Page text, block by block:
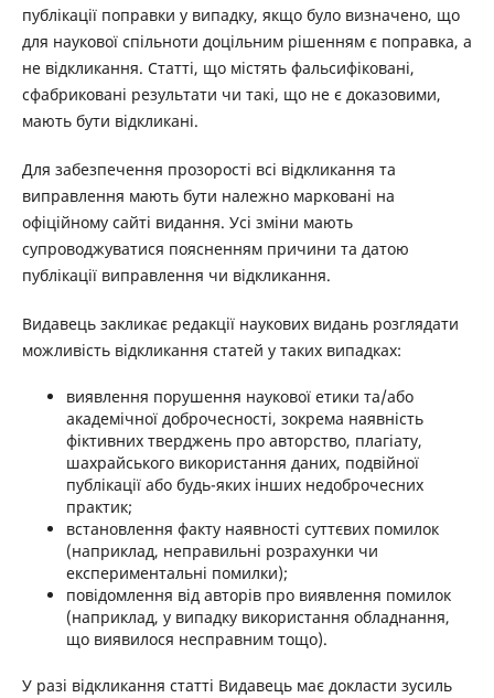
публікації поправки у випадку, якщо було визначено, що
для наукової спільноти доцільним рішенням є поправка, а
не відкликання. Статті, що містять фальсифіковані,
сфабриковані результати чи такі, що не є доказовими,
мають бути відкликані.
Для забезпечення прозорості всі відкликання та
виправлення мають бути належно марковані на
офіційному сайті видання. Усі зміни мають
супроводжуватися поясненням причини та датою
публікації виправлення чи відкликання.
Видавець закликає редакції наукових видань розглядати
можливість відкликання статей у таких випадках:
виявлення порушення наукової етики та/або
академічної доброчесності, зокрема наявність
фіктивних тверджень про авторство, плагіату,
шахрайського використання даних, подвійної
публікації або будь-яких інших недоброчесних
практик;
встановлення факту наявності суттєвих помилок
(наприклад, неправильні розрахунки чи
експериментальні помилки);
повідомлення від авторів про виявлення помилок
(наприклад, у випадку використання обладнання,
що виявилося несправним тощо).
У разі відкликання статті Видавець має докласти зусиль